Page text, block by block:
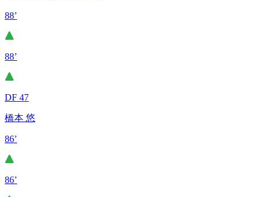
88’
88’
DF 47
橋本 悠
86’
86’